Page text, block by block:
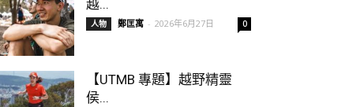
越...
人物 鄭匡寓 - 2026年6月27日 0
【UTMB 專題】越野精靈
侯...